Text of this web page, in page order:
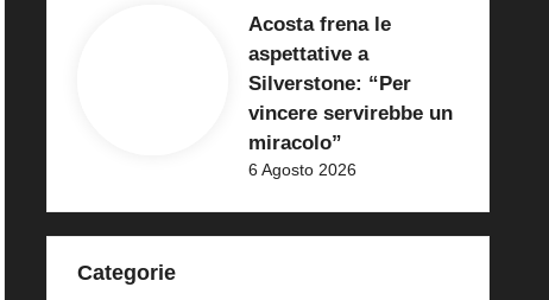
Acosta frena le
aspettative a
Silverstone: “Per
vincere servirebbe un
miracolo”
6 Agosto 2026
Categorie